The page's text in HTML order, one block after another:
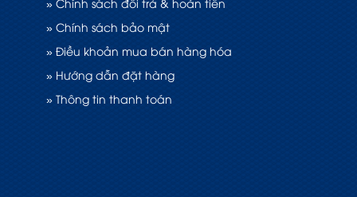
» Chính sách đổi trả & hoàn tiền
» Chính sách bảo mật
» Điều khoản mua bán hàng hóa
» Hướng dẫn đặt hàng
» Thông tin thanh toán